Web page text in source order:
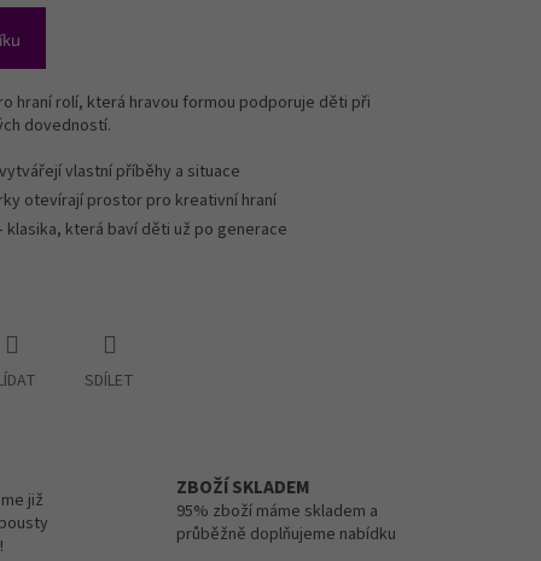
hraní rolí, která hravou formou podporuje děti při
dovedností.
vlastní příběhy a situace
otevírají prostor pro kreativní hraní
klasika, která baví děti už po generace
SDÍLET
již
ZBOŽÍ SKLADEM
95% zboží máme skladem a
průběžně doplňujeme nabídku